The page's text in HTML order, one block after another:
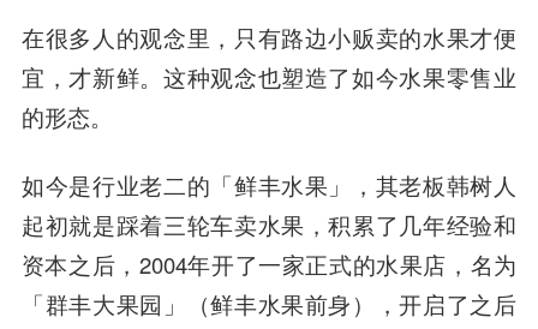
在很多人的观念里，只有路边小贩卖的水果才便
宜，才新鲜。这种观念也塑造了如今水果零售业
的形态。
如今是行业老二的「鲜丰水果」，其老板韩树人
起初就是踩着三轮车卖水果，积累了几年经验和
资本之后，2004年开了一家正式的水果店，名为
「群丰大果园」（鲜丰水果前身），开启了之后